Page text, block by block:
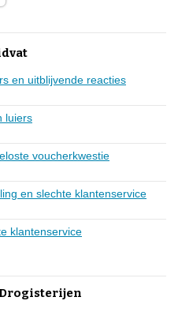
en uitblijvende reacties
luiers
voucherkwestie
en slechte klantenservice
klantenservice